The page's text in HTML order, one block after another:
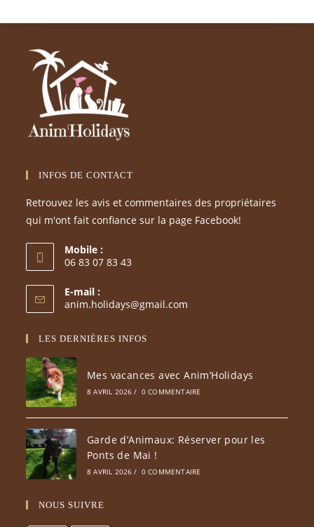
INFOS DE CONTACT
Retrouvez les avis et commentaires des propriétaires
qui m'ont fait confiance sur la page Facebook!
Mobile :
06 83 07 83 43
dans
votre
E-mail :
anim.holidays@gmail.com
LES DERNIÈRES INFOS
Mes vacances avec Anim’Holidays
8 AVRIL 2026 / 0 COMMENTAIRE
Garde d’Animaux: Réserver pour les
Ponts de Mai !
8 AVRIL 2026 / 0 COMMENTAIRE
NOUS SUIVRE